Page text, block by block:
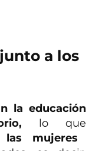
a los
la educación
lo que
mujeres